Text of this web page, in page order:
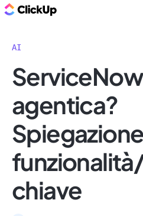
AI
agentica?
chiave